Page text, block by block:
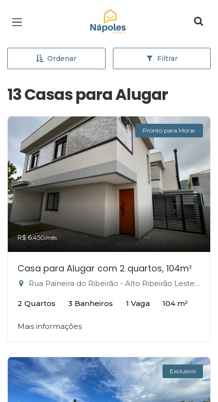
Página inicial
Ordenar Filtrar
13 Casas para Alugar
Pronto para Morar
R$ 6.450/mês
Casa para Alugar com 2 quartos, 104m²
Rua Paineira do Ribeirão - Alto Ribeirão Leste, Florianópolis-SC
2 Quartos 3 Banheiros 1 Vaga 104 m²
Mais informações
Exclusivo